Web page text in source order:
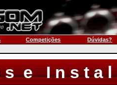
Competições Dúvidas?
s e I n s t a l